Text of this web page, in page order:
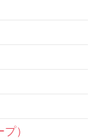
）